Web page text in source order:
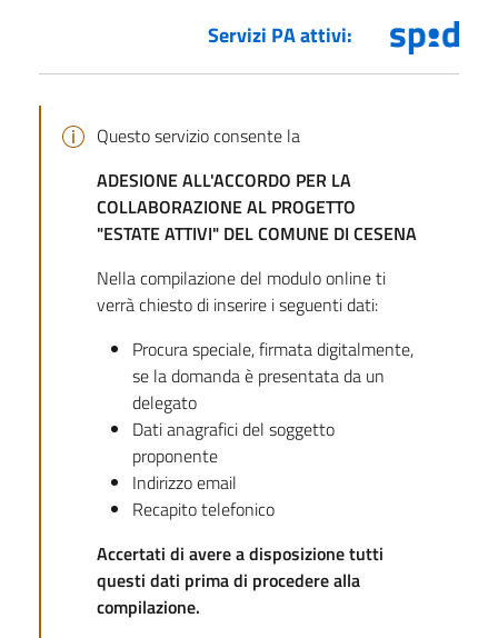
Servizi PA attivi:
Questo servizio consente la
ADESIONE ALL'ACCORDO PER LA
COLLABORAZIONE AL PROGETTO
"ESTATE ATTIVI" DEL COMUNE DI CESENA
Nella compilazione del modulo online ti
verrà chiesto di inserire i seguenti dati:
Procura speciale, firmata digitalmente,
se la domanda è presentata da un
delegato
Dati anagrafici del soggetto
proponente
Indirizzo email
Recapito telefonico
Accertati di avere a disposizione tutti
questi dati prima di procedere alla
compilazione.